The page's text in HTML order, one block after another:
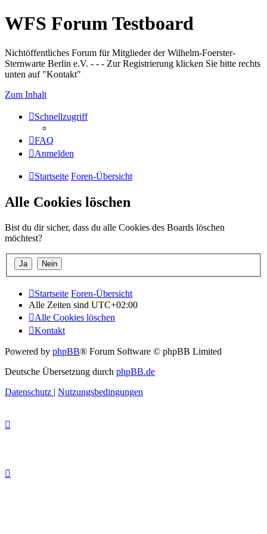
WFS Forum Testboard
Nichtöffentliches Forum für Mitglieder der Wilhelm-Foerster-
Sternwarte Berlin e.V. - - - Zur Registrierung klicken Sie bitte rechts
unten auf "Kontakt"
Zum Inhalt
Schnellzugriff
FAQ
Anmelden
Startseite Foren-Übersicht
Alle Cookies löschen
Bist du dir sicher, dass du alle Cookies des Boards löschen
möchtest?
Startseite Foren-Übersicht
Alle Zeiten sind UTC+02:00
Alle Cookies löschen
Kontakt
Powered by phpBB® Forum Software © phpBB Limited
Deutsche Übersetzung durch phpBB.de
Datenschutz | Nutzungsbedingungen